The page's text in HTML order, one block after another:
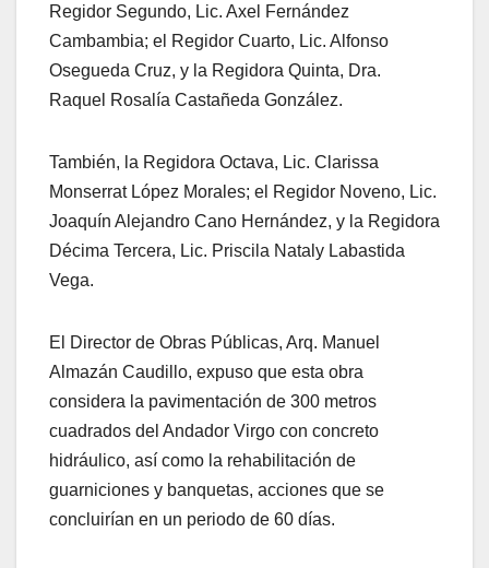
Regidor Segundo, Lic. Axel Fernández
Cambambia; el Regidor Cuarto, Lic. Alfonso
Osegueda Cruz, y la Regidora Quinta, Dra.
Raquel Rosalía Castañeda González.
También, la Regidora Octava, Lic. Clarissa
Monserrat López Morales; el Regidor Noveno, Lic.
Joaquín Alejandro Cano Hernández, y la Regidora
Décima Tercera, Lic. Priscila Nataly Labastida
Vega.
El Director de Obras Públicas, Arq. Manuel
Almazán Caudillo, expuso que esta obra
considera la pavimentación de 300 metros
cuadrados del Andador Virgo con concreto
hidráulico, así como la rehabilitación de
guarniciones y banquetas, acciones que se
concluirían en un periodo de 60 días.